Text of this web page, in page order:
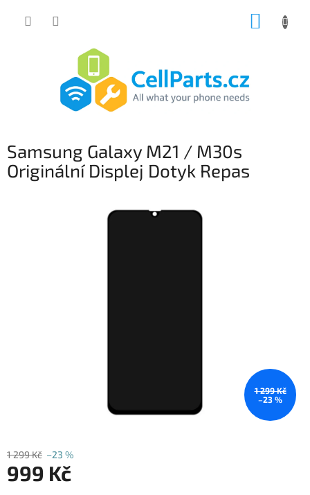
Samsung Galaxy M21 / M30s
Originální Displej Dotyk Repas
1 299 Kč
–23 %
1 299 Kč –23 %
999 Kč